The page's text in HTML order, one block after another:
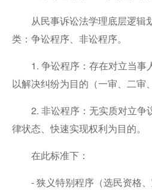
从民事诉讼法学理底层逻辑
类：争讼程序、非讼程序。
1. 争讼程序：存在对立当事
以解决纠纷为目的（一审、二审
2. 非讼程序：无实质对立争
律状态、快速实现权利为目的。
在此标准下：
- 狭义特别程序（选民资格